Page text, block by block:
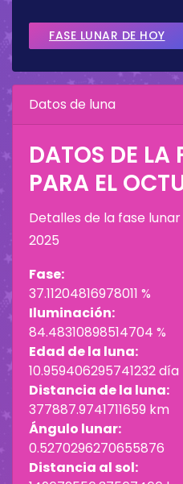
FASE LUNAR DE HOY
Datos de luna
DATOS DE LA
PARA EL
Detalles de la fase
2025
Fase:
37.11204816978011 %
Iluminación:
84.48310898514704 %
Edad de la luna:
10.959406295741232 día
Distancia de la luna:
377887.9741711659 km
Ángulo lunar:
0.5270296270655876
Distancia al sol: